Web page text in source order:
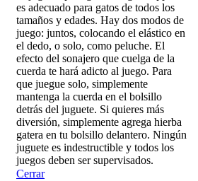
Cerrar
es adecuado para gatos de todos los
tamaños y edades. Hay dos modos de
juego: juntos, colocando el elástico en
el dedo, o solo, como peluche. El
efecto del sonajero que cuelga de la
cuerda te hará adicto al juego. Para
que juegue solo, simplemente
mantenga la cuerda en el bolsillo
detrás del juguete. Si quieres más
diversión, simplemente agrega hierba
gatera en tu bolsillo delantero. Ningún
juguete es indestructible y todos los
juegos deben ser supervisados.